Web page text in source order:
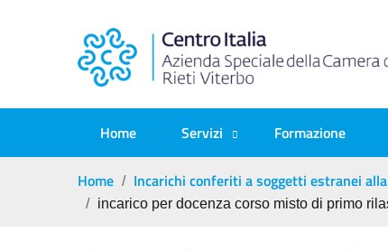
Home Servizi Formazione
Home Incarichi conferiti a soggetti estranei
incarico per docenza corso misto di primo